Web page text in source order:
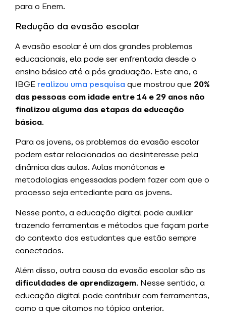
para o Enem.
Redução da evasão escolar
A evasão escolar é um dos grandes problemas
educacionais, ela pode ser enfrentada desde o
ensino básico até a pós graduação. Este ano, o
IBGErealizou uma pesquisaque mostrou que 20%
das pessoas com idade entre 14 e 29 anos não
finalizou alguma das etapas da educação
básica.
Para os jovens, os problemas da evasão escolar
podem estar relacionados ao desinteresse pela
dinâmica das aulas. Aulas monótonas e
metodologias engessadas podem fazer com que o
processo seja entediante para os jovens.
Nesse ponto, a educação digital pode auxiliar
trazendo ferramentas e métodos que façam parte
do contexto dos estudantes que estão sempre
conectados.
Além disso, outra causa da evasão escolar são as
dificuldades de aprendizagem. Nesse sentido, a
educação digital pode contribuir com ferramentas,
como a que citamos no tópico anterior.